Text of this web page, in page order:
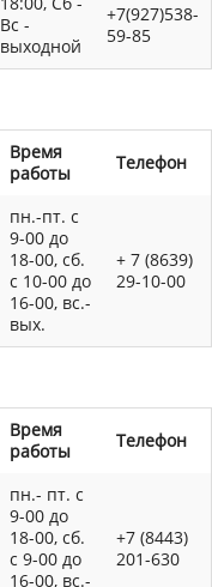
Вс -
выходной
+7(927)538-
59-85
Время
работы
Телефон
пн.-пт. с
9-00 до
18-00, сб.
с 10-00 до
16-00, вс.-
вых.
+ 7 (8639)
29-10-00
Время
работы
Телефон
пн.- пт. с
9-00 до
18-00, сб.
с 9-00 до
16-00, вс.-
+7 (8443)
201-630